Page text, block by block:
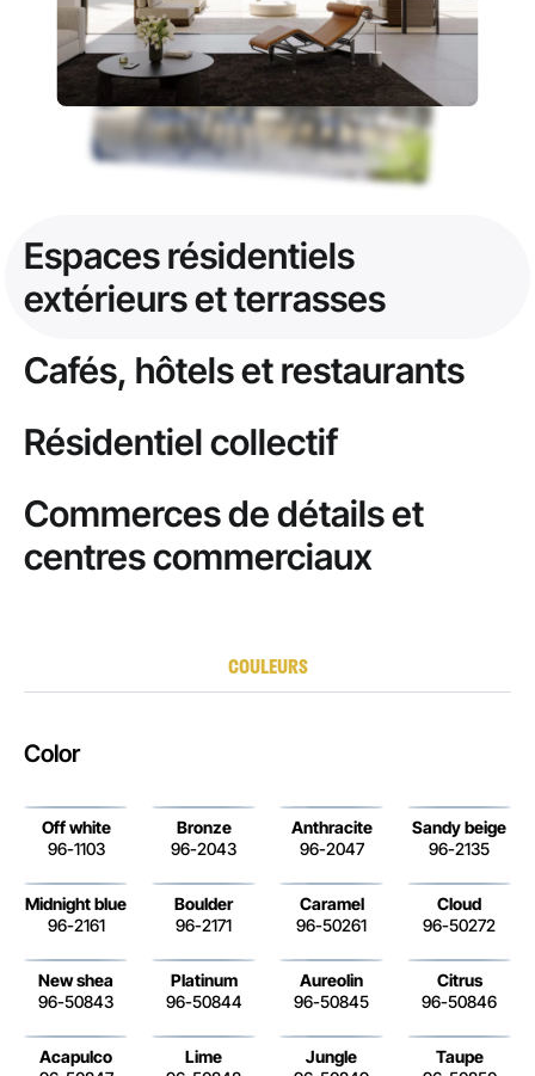
Espaces résidentiels
extérieurs et terrasses
Cafés, hôtels et restaurants
Résidentiel collectif
Commerces de détails et
centres commerciaux
COULEURS
Color
Off white
96-1103
Bronze
96-2043
Anthracite
96-2047
Sandy beige
96-2135
Midnight blue
96-2161
Boulder
96-2171
Caramel
96-50261
Cloud
96-50272
New shea
96-50843
Platinum
96-50844
Aureolin
96-50845
Citrus
96-50846
Acapulco
Lime
Jungle
Taupe